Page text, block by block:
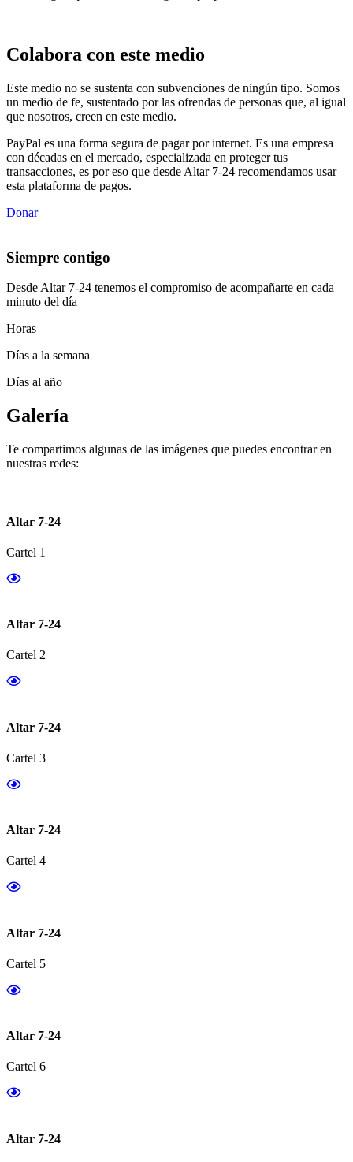
Colabora con este medio
Este medio no se sustenta con subvenciones de ningún tipo. Somos
un medio de fe, sustentado por las ofrendas de personas que, al igual
que nosotros, creen en este medio.
PayPal es una forma segura de pagar por internet. Es una empresa
con décadas en el mercado, especializada en proteger tus
transacciones, es por eso que desde Altar 7-24 recomendamos usar
esta plataforma de pagos.
Donar
Siempre contigo
Desde Altar 7-24 tenemos el compromiso de acompañarte en cada
minuto del día
Horas
Días a la semana
Días al año
Galería
Te compartimos algunas de las imágenes que puedes encontrar en
nuestras redes:
Altar 7-24
Cartel 1
Altar 7-24
Cartel 2
Altar 7-24
Cartel 3
Altar 7-24
Cartel 4
Altar 7-24
Cartel 5
Altar 7-24
Cartel 6
Altar 7-24